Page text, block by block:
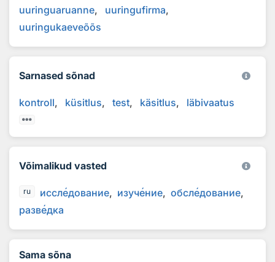
uuringuaruanne
uuringufirma
uuringukaeveõõs
Sarnased sõnad
kontroll küsitlus test käsitlus läbivaatus
Võimalikud vasted
ru исследование изучение обследование
разведка
Sama sõna